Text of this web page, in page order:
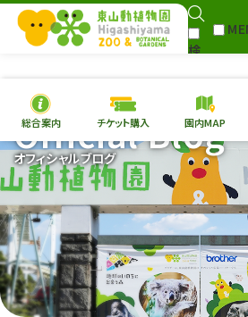
検
動
再
総合案内 チケット購入 園内MAP
オフィシャルブログ
Official Blog